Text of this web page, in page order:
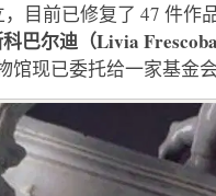
目前已修复了 47 件作
巴尔迪（Livia
现已委托给一家基金会